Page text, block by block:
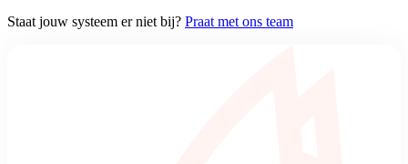
Staat jouw systeem er niet bij? Praat met ons team